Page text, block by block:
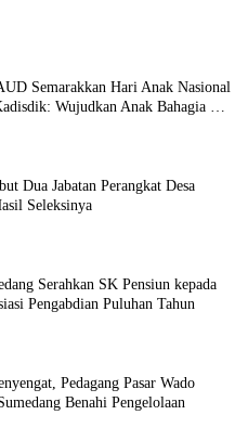
Semarakkan Hari Anak Nasional
Wujudkan Anak Bahagia dan
Dua Jabatan Perangkat Desa
Seleksinya
Serahkan SK Pensiun kepada
Pengabdian Puluhan Tahun
Pedagang Pasar Wado
Benahi Pengelolaan